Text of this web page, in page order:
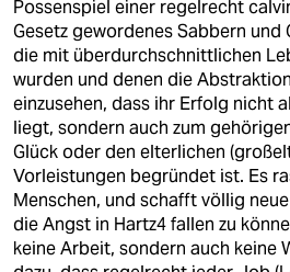
Possenspiel einer regelrecht
Gesetz gewordenes Sabbern und
die mit überdurchschnittlichen
wurden und denen die
einzusehen, dass ihr Erfolg nicht
liegt, sondern auch zum
Glück oder den elterlichen
Vorleistungen begründet ist. Es
Menschen, und schafft völlig
die Angst in Hartz4 fallen zu
keine Arbeit, sondern auch keine